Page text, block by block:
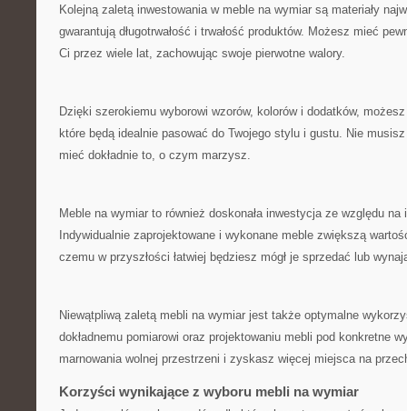
Kolejną zaletą inwestowania w meble na wymiar są materiały
gwarantują ⁣długotrwałość i trwałość produktów. Możesz mieć
Ci przez wiele lat, zachowując swoje pierwotne walory.
Dzięki szerokiemu wyborowi wzorów, kolorów‌ i ⁤dodatków,
które będą idealnie pasować do ⁤Twojego stylu i gustu. Nie
mieć dokładnie to, o czym​ marzysz.
Meble na wymiar to również⁣ doskonała inwestycja⁣ ze względu na
Indywidualnie zaprojektowane i wykonane meble zwiększą
czemu w przyszłości łatwiej będziesz mógł je sprzedać lub
Niewątpliwą zaletą mebli na wymiar‌ jest także optymalne
⁣dokładnemu pomiarowi oraz projektowaniu mebli pod konkretne
marnowania wolnej przestrzeni i zyskasz więcej miejsca na
Korzyści wynikające z wyboru⁤ mebli ​na ‍wymiar